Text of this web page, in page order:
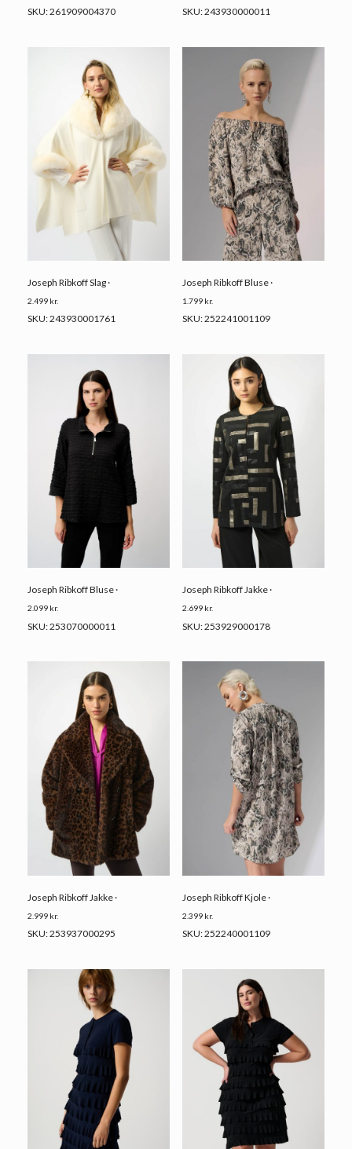
SKU: 261909004370 SKU: 243930000011
Joseph Ribkoff Slag ·
2.499 kr.
SKU: 243930001761
Joseph Ribkoff Bluse ·
1.799 kr.
SKU: 252241001109
Joseph Ribkoff Bluse ·
2.099 kr.
SKU: 253070000011
Joseph Ribkoff Jakke ·
2.699 kr.
SKU: 253929000178
Joseph Ribkoff Jakke ·
2.999 kr.
SKU: 253937000295
Joseph Ribkoff Kjole ·
2.399 kr.
SKU: 252240001109